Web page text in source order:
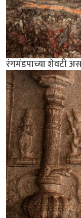
रंगमंडपाच्या शेवटी